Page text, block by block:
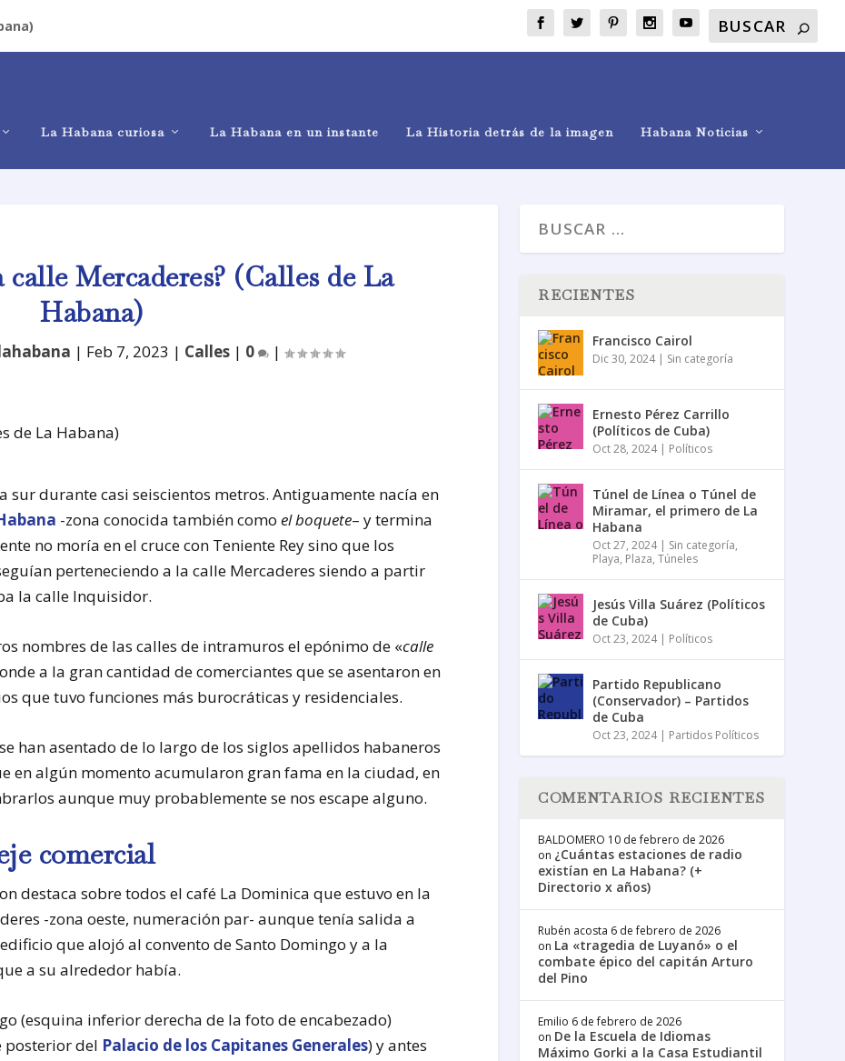
La Habana curiosa La Habana en un instante La Historia detrás de la imagen Habana Noticias
calle Mercaderes? (Calles de La
Habana)
| Feb 7, 2023 | Calles| 0 |
sur durante casi seiscientos metros. Antiguamente nacía en
-zona conocida también comoel boquete– y termina
no moría en el cruce con Teniente Rey sino que los
perteneciendo a la calle Mercaderes siendo a partir
la calle Inquisidor.
nombres de las calles de intramuros el epónimo de «calle
a la gran cantidad de comerciantes que se asentaron en
que tuvo funciones más burocráticas y residenciales.
han asentado de lo largo de los siglos apellidos habaneros
en algún momento acumularon gran fama en la ciudad, en
aunque muy probablemente se nos escape alguno.
comercial
destaca sobre todos el café La Dominica que estuvo en la
-zona oeste, numeración par- aunque tenía salida a
que alojó al convento de Santo Domingo y a la
a su alrededor había.
(esquina inferior derecha de la foto de encabezado)
posterior del Palacio de los Capitanes Generales) y antes
RECIENTES
Francisco Cairol
Dic 30, 2024| Sin categoría
Ernesto Pérez Carrillo
(Políticos de Cuba)
Oct 28, 2024| Políticos
Túnel de Línea o Túnel de
Miramar, el primero de La
Habana
Oct 27, 2024| Sin categoría,
Playa, Plaza,Túneles
Jesús Villa Suárez (Políticos
de Cuba)
Oct 23, 2024| Políticos
Partido Republicano
(Conservador) – Partidos
de Cuba
Oct 23, 2024| Partidos Políticos
COMENTARIOS RECIENTES
BALDOMERO 10 de febrero de 2026
on ¿Cuántas estaciones de radio
existían en La Habana? (+
Directorio x años)
Rubén acosta 6 de febrero de 2026
on La «tragedia de Luyanó» o el
combate épico del capitán Arturo
del Pino
Emilio 6 de febrero de 2026
on De la Escuela de Idiomas
Máximo Gorki a la Casa Estudiantil